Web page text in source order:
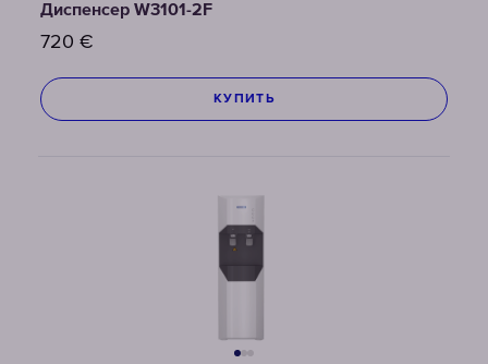
Диспенсер W3101-2F
720 €
КУПИТЬ